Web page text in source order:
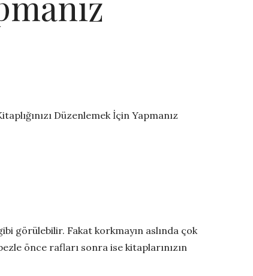
Düzenlemek İçin Yapmanız
görülebilir. Fakat korkmayın aslında çok
önce rafları sonra ise kitaplarınızın